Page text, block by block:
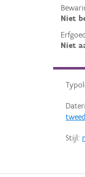
Niet
Niet
Stijl: